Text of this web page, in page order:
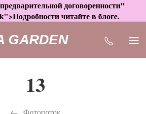
договоренности"
читайте в блоге.
GARDEN
13
Фотопоток